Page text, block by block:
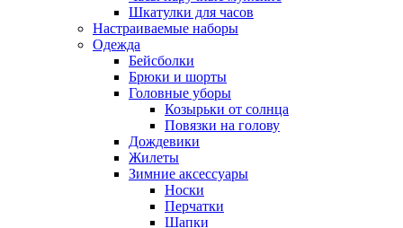
Шкатулки для часов
Настраиваемые наборы
Одежда
Бейсболки
Брюки и шорты
Головные уборы
Козырьки от солнца
Повязки на голову
Дождевики
Жилеты
Зимние аксессуары
Носки
Перчатки
Шапки